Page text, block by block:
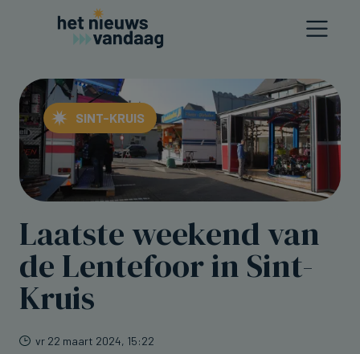
SINT-KRUIS
Laatste weekend van
de Lentefoor in Sint-
Kruis
vr 22 maart 2024, 15:22